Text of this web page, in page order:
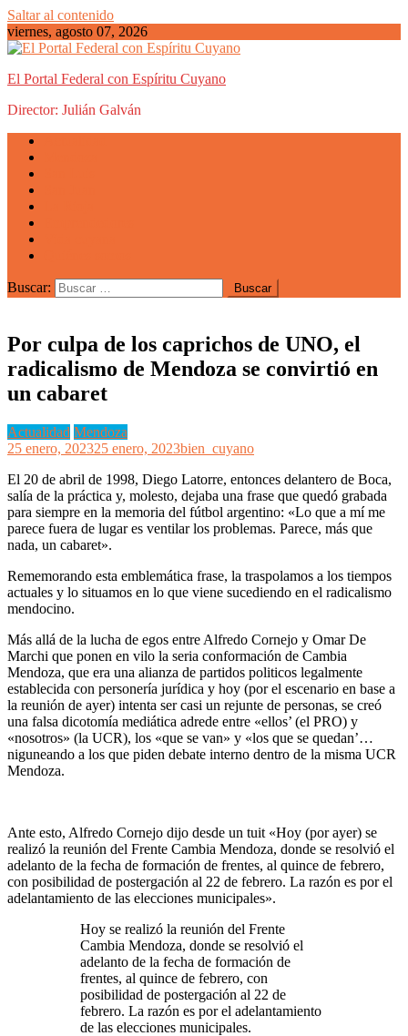
Saltar al contenido
viernes, agosto 07, 2026
El Portal Federal con Espíritu Cuyano
Director: Julián Galván
Buscar:
Por culpa de los caprichos de UNO, el
radicalismo de Mendoza se convirtió en
un cabaret
Actualidad Mendoza
25 enero, 202325 enero, 2023bien_cuyano
El 20 de abril de 1998, Diego Latorre, entonces delantero de Boca,
salía de la práctica y, molesto, dejaba una frase que quedó grabada
para siempre en la memoria del fútbol argentino: «Lo que a mí me
parece fuera de lugar es ventilar los problemas. Parece, más que
nada, un cabaret».
Rememorando esta emblemática frase, la traspolamos a los tiempos
actuales y lo situamos en lo que viene sucediendo en el radicalismo
mendocino.
Más allá de la lucha de egos entre Alfredo Cornejo y Omar De
Marchi que ponen en vilo la seria conformación de Cambia
Mendoza, que era una alianza de partidos politicos legalmente
establecida con personería jurídica y hoy (por el escenario en base a
la reunión de ayer) intenta ser casi un rejunte de personas, se creó
una falsa dicotomía mediática adrede entre «ellos’ (el PRO) y
«nosotros» (la UCR), los «que se van» y «los que se quedan’…
niguneando a los que piden debate interno dentro de la misma UCR
Mendoza.
Ante esto, Alfredo Cornejo dijo desde un tuit «Hoy (por ayer) se
realizó la reunión del Frente Cambia Mendoza, donde se resolvió el
adelanto de la fecha de formación de frentes, al quince de febrero,
con posibilidad de postergación al 22 de febrero. La razón es por el
adelantamiento de las elecciones municipales».
Hoy se realizó la reunión del Frente
Cambia Mendoza, donde se resolvió el
adelanto de la fecha de formación de
frentes, al quince de febrero, con
posibilidad de postergación al 22 de
febrero. La razón es por el adelantamiento
de las elecciones municipales.